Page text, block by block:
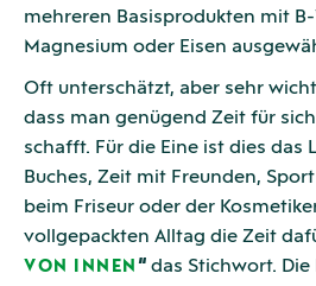
mehreren Basisprodukten mit
Magnesium oder Eisen
Oft unterschätzt, aber sehr
dass man genügend Zeit für
schafft. Für die Eine ist dies das
Buches, Zeit mit Freunden,
beim Friseur oder der
vollgepackten Alltag die Zeit
VON INNEN “das Stichwort. Die